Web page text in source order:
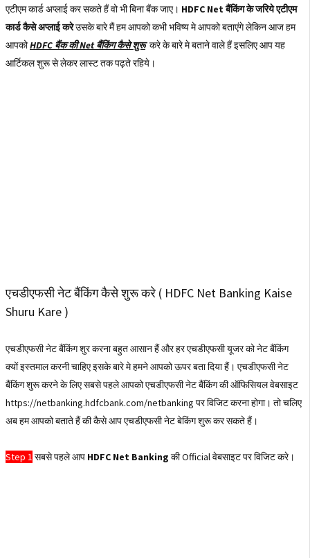
एटीएम कार्ड अप्लाई कर सकते हैं वो भी बिना बैंक जाए। HDFC Net बैंकिंग के जरिये एटीएम
कार्ड कैसे अप्लाई करेउसके बारे मैं हम आपको कभी भविष्य मे आपको बताएंगे लेकिन आज हम
आपकोHDFC बैंक की Net बैंकिंग कैसे शुरूकरे के बारे मे बताने वाले हैं इसलिए आप यह
आर्टिकल शुरू से लेकर लास्ट तक पढ़ते रहिये।
एचडीएफसी नेट बैंकिंग कैसे शुरू करे ( HDFC Net Banking Kaise
Shuru Kare )
एचडीएफसी नेट बैंकिंग शुर करना बहुत आसान हैं और हर एचडीएफसी यूजर को नेट बैंकिंग
क्यों इस्तमाल करनी चाहिए इसके बारे मे हमने आपको ऊपर बता दिया हैं। एचडीएफसी नेट
बैंकिंग शुरू करने के लिए सबसे पहले आपको एचडीएफसी नेट बैंकिंग की ऑफिसियल वेबसाइट
https://netbanking.hdfcbank.com/netbanking पर विजिट करना होगा। तो चलिए
अब हम आपको बताते हैं की कैसे आप एचडीएफसी नेट बेकिंग शुरू कर सकते हैं।
Step 1 सबसे पहले आप HDFC Net Banking की Official वेबसाइट पर विजिट करे।